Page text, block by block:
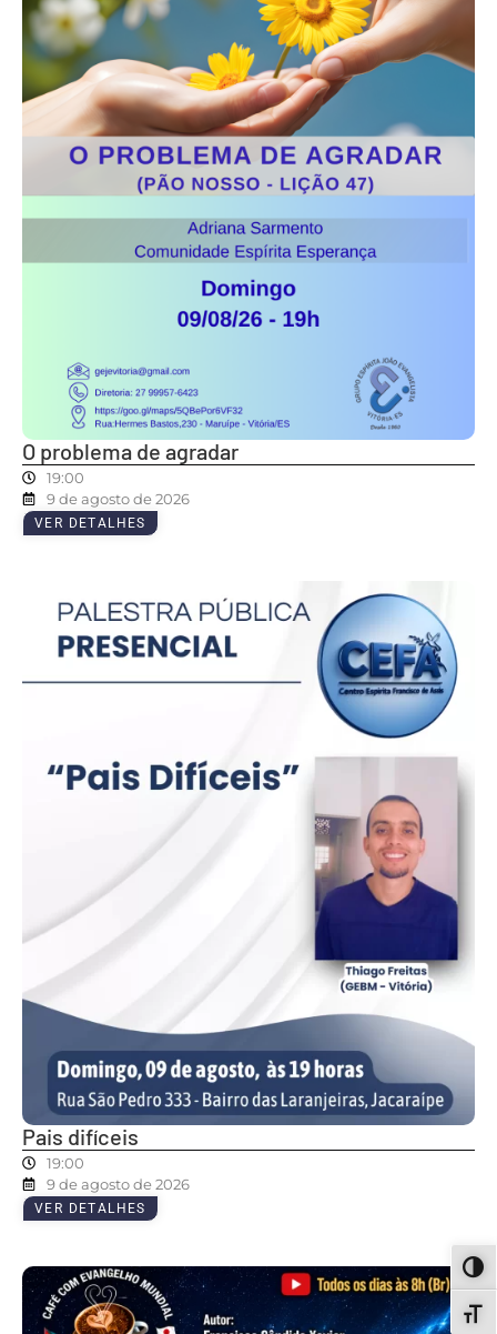
O problema de agradar
19:00
9 de agosto de 2026
VER DETALHES
Pais difíceis
19:00
9 de agosto de 2026
VER DETALHES